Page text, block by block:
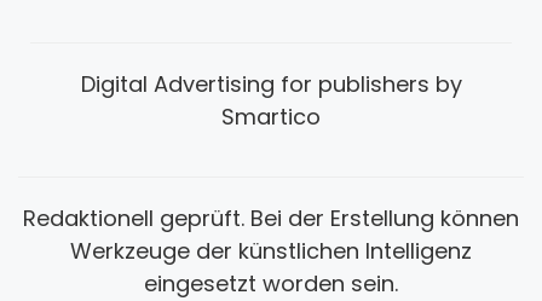
Digital Advertising for publishers by
Smartico
Redaktionell geprüft. Bei der Erstellung können
Werkzeuge der künstlichen Intelligenz
eingesetzt worden sein.